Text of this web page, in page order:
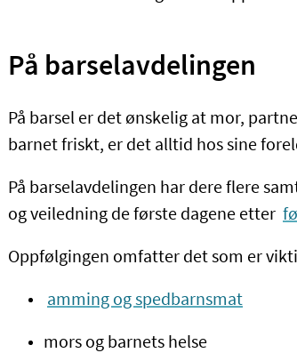
På barselavdelingen
På barsel er det ønskelig at mor,
barnet friskt, er det alltid hos sine
På barselavdelingen har dere flere
og veiledning de første dagene etter
Oppfølgingen omfatter det som er
amming og spedbarnsmat
mors og barnets helse